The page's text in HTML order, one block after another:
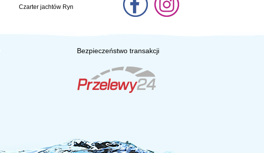
Czarter jachtów Ryn
Bezpieczeństwo transakcji